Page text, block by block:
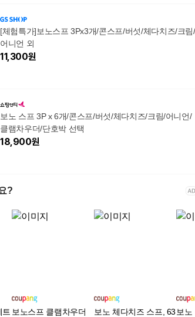
[체험특가]보노스프 3Px3개/콘스프/버섯/체다치즈/크림/
어니언 외
11,300원
보노 스프 3P x 6개/콘스프/버섯/체다치즈/크림/어니언/
클램차우더/단호박 선택
18,900원
?
트 보노스프 클램차우더
보노 체다치즈 스프, 63 보노